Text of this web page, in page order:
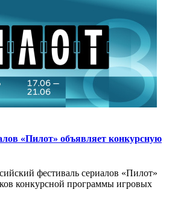
«Пилот» объявляет конкурсную
фестиваль сериалов «Пилот»
конкурсной программы игровых